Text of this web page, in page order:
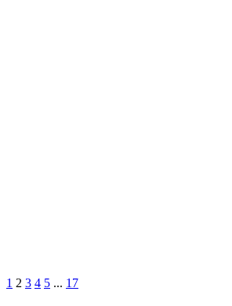
1 2 3 4 5 ... 17